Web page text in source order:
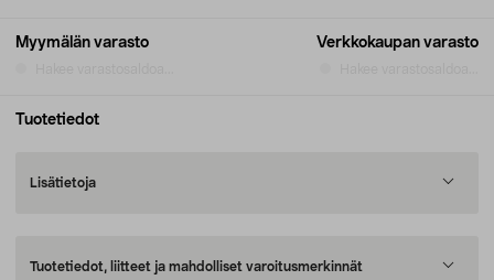
Myymälän varasto Verkkokaupan varasto
Tuotetiedot
Lisätietoja
Tuotetiedot, liitteet ja mahdolliset varoitusmerkinnät